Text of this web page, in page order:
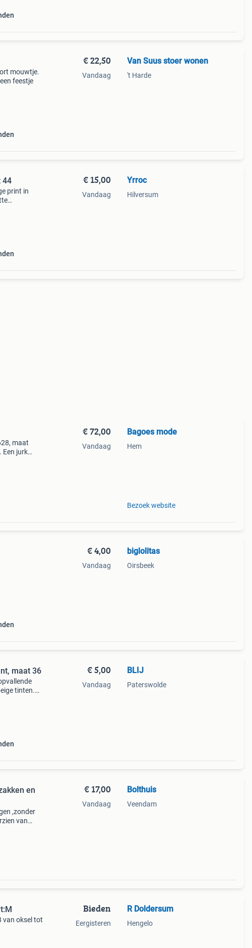
mouwtje.
feestje
€ 22,50
Vandaag
Van Suus stoer wonen
't Harde
44
print in
€ 15,00
Vandaag
Yrroc
Hilversum
maat
Een jurk
€ 72,00
Vandaag
Bagoes mode
Hem
Bezoek website
€ 4,00
Vandaag
biglolitas
Oirsbeek
maat 36
tinten.
€ 5,00
Vandaag
BLIJ
Paterswolde
en
,zonder
van
€ 17,00
Vandaag
Bolthuis
Veendam
van oksel tot
Bieden
Eergisteren
R Doldersum
Hengelo